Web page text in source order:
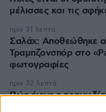
μέλισσες και τις
Σαλάχ: Αποθεώθηκε
Τραμπζονσπόρ στο
φωτογραφίες
πριν 31 λεπτά
Πώς έγινε η
Βούτηξε για να
πριν 32 λεπτά